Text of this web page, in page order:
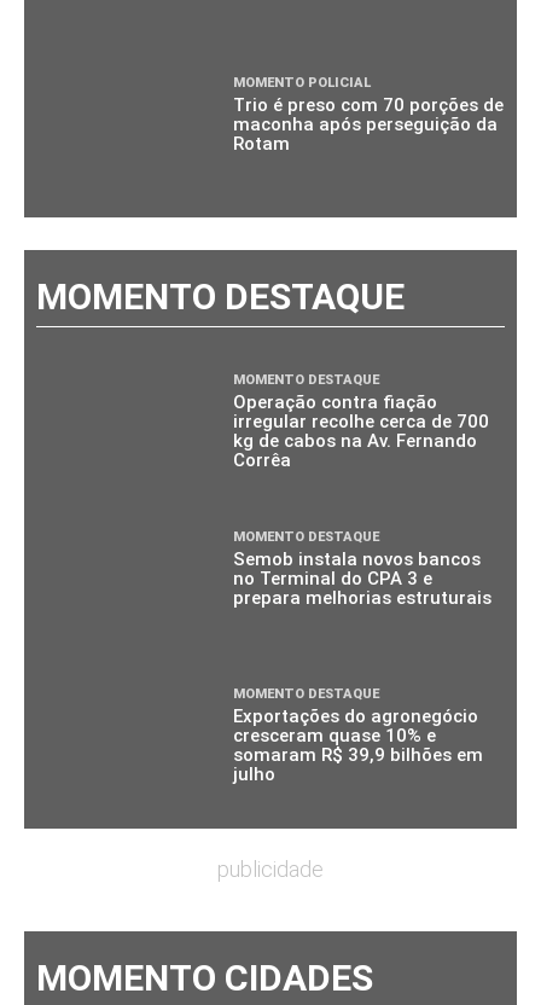
MOMENTO POLICIAL
Trio é preso com 70 porções de
maconha após perseguição da
Rotam
MOMENTO DESTAQUE
MOMENTO DESTAQUE
Operação contra fiação
irregular recolhe cerca de 700
kg de cabos na Av. Fernando
Corrêa
MOMENTO DESTAQUE
Semob instala novos bancos
no Terminal do CPA 3 e
prepara melhorias estruturais
MOMENTO DESTAQUE
Exportações do agronegócio
cresceram quase 10% e
somaram R$ 39,9 bilhões em
julho
publicidade
MOMENTO CIDADES